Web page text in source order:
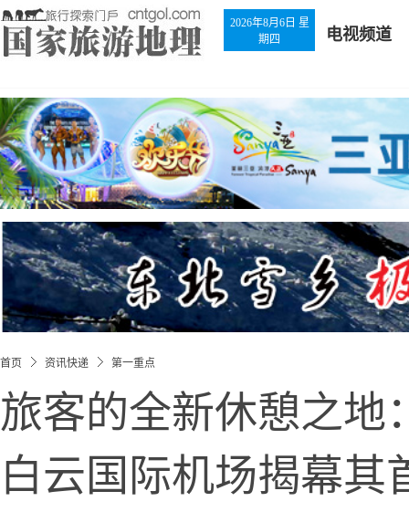
2026年8月6日 星
期四
电视频道
首页 资讯快递 第一重点
旅客的全新休憩之地
白云国际机场揭幕其